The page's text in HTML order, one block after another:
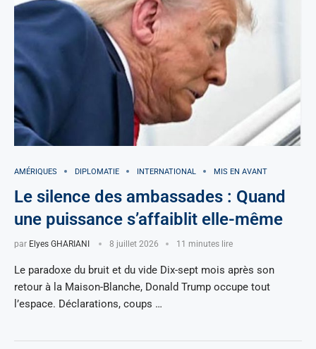
AMÉRIQUES DIPLOMATIE INTERNATIONAL MIS EN AVANT
Le silence des ambassades : Quand
une puissance s’affaiblit elle-même
par Elyes GHARIANI 8 juillet 2026 11 minutes lire
Le paradoxe du bruit et du vide Dix-sept mois après son
retour à la Maison-Blanche, Donald Trump occupe tout
l’espace. Déclarations, coups …